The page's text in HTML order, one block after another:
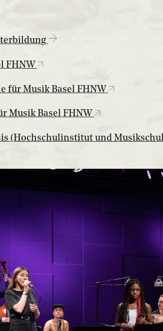
FHNW
für Musik Basel FHNW
Musik Basel FHNW
(Hochschulinstitut und